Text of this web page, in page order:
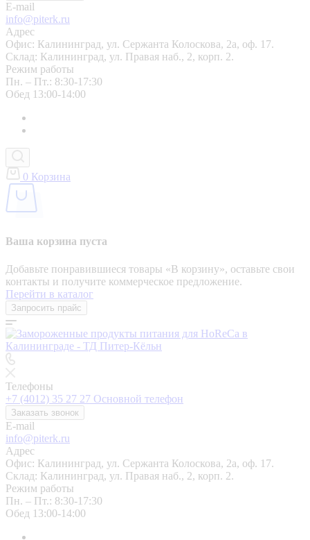
E-mail
info@piterk.ru
Адрес
Офис: Калининград, ул. Сержанта Колоскова, 2а, оф. 17.
Склад: Калининград, ул. Правая наб., 2, корп. 2.
Режим работы
Пн. – Пт.: 8:30-17:30
Обед 13:00-14:00
0 Корзина
Ваша корзина пуста
Добавьте понравившиеся товары «‎В корзину»‎, оставьте свои
контакты и получите коммерческое предложение.
Перейти в каталог
Запросить прайс
Телефоны
+7 (4012) 35 27 27 Основной телефон
Заказать звонок
E-mail
info@piterk.ru
Адрес
Офис: Калининград, ул. Сержанта Колоскова, 2а, оф. 17.
Склад: Калининград, ул. Правая наб., 2, корп. 2.
Режим работы
Пн. – Пт.: 8:30-17:30
Обед 13:00-14:00